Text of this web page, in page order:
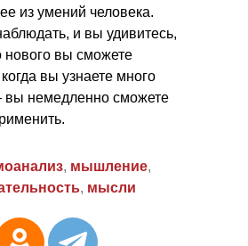
из умений человека.
и вы удивитесь,
нового вы сможете
вы узнаете много
вы немедленно сможете
, мышление,
, мысли